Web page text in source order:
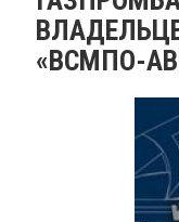
«ВСМПО-